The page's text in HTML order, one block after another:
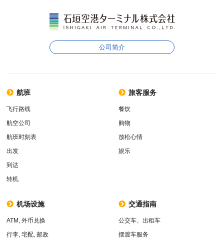
公司简介
航班
飞行路线
航空公司
航班时刻表
出发
到达
转机
旅客服务
餐饮
购物
放松心情
娱乐
机场设施
ATM, 外币兑换
行李, 宅配, 邮政
交通指南
公交车、出租车
摆渡车服务